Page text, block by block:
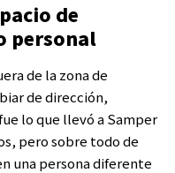
de
personal
de la zona de
de dirección,
lo que llevó a Samper
pero sobre todo de
una persona diferente